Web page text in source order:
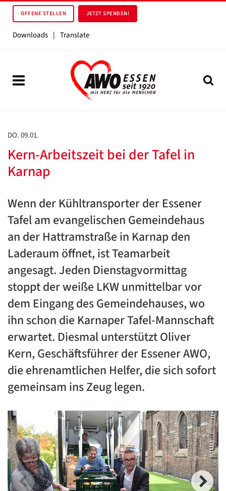
OFFENE STELLEN JETZT SPENDEN!
Downloads | Translate
DO. 09.01.
Kern-Arbeitszeit bei der Tafel in
Karnap
Wenn der Kühltransporter der Essener
Tafel am evangelischen Gemeindehaus
an der Hattramstraße in Karnap den
Laderaum öffnet, ist Teamarbeit
angesagt. Jeden Dienstagvormittag
stoppt der weiße LKW unmittelbar vor
dem Eingang des Gemeindehauses, wo
ihn schon die Karnaper Tafel-Mannschaft
erwartet. Diesmal unterstützt Oliver
Kern, Geschäftsführer der Essener AWO,
die ehrenamtlichen Helfer, die sich sofort
gemeinsam ins Zeug legen.